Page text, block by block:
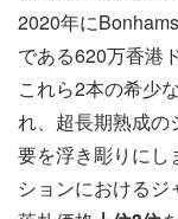
2020年に
である620万香港
これら2本の希少
れ、超長期熟成の
要を浮き彫りにし
ションにおける